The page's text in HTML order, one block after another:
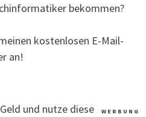
bekommen?
kostenlosen E-Mail-
an!
W E R B U N G
und nutze diese